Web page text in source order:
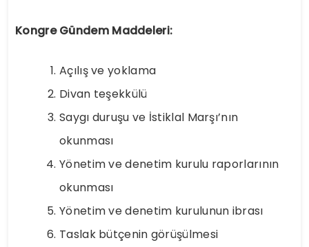
Kongre Gündem Maddeleri:
Açılış ve yoklama
Divan teşekkülü
Saygı duruşu ve İstiklal Marşı’nın
okunması
Yönetim ve denetim kurulu raporlarının
okunması
Yönetim ve denetim kurulunun ibrası
Taslak bütçenin görüşülmesi